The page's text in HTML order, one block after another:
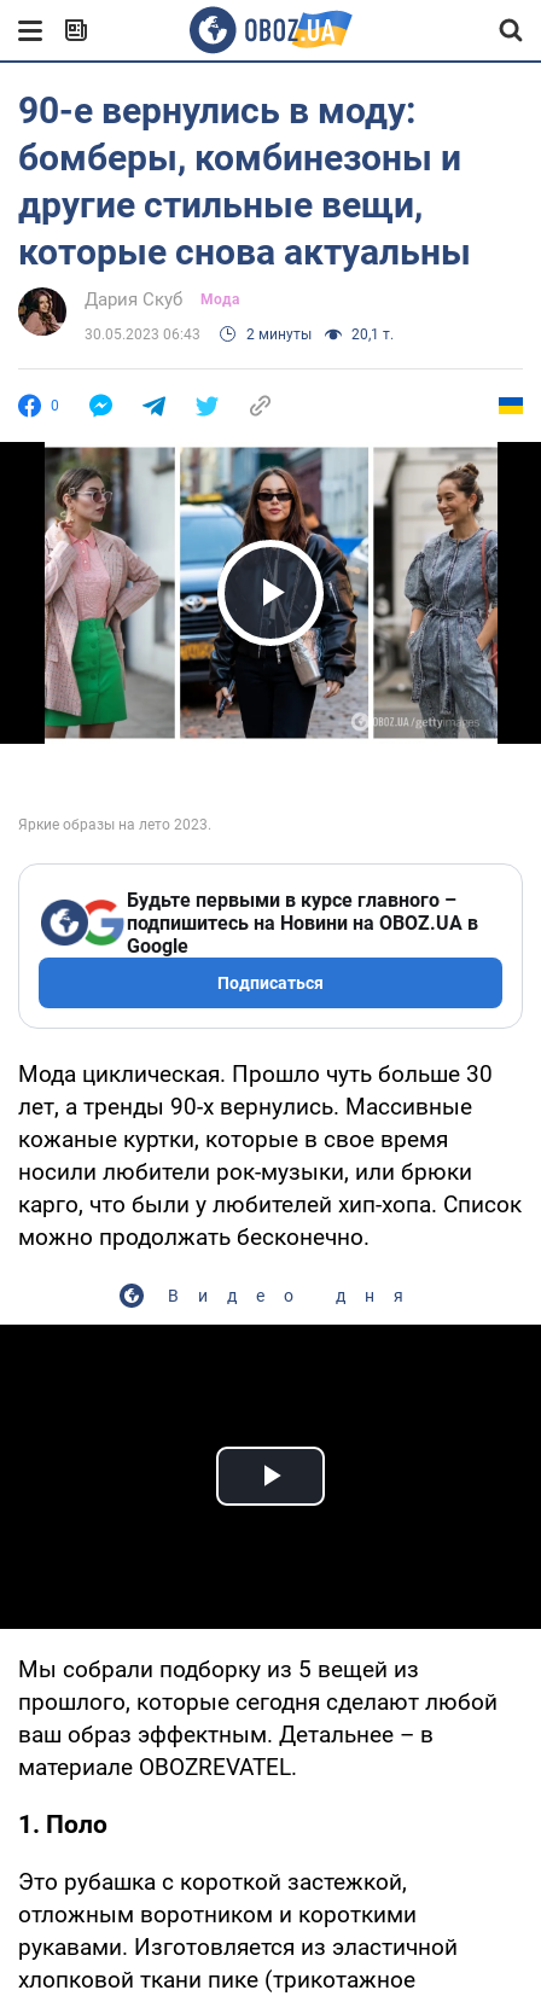
90-е вернулись в моду:
бомберы, комбинезоны и
другие стильные вещи,
которые снова актуальны
Дария Скуб Мода
30.05.2023 06:43 2 минуты 20,1 т.
0
Play Video
Будьте первыми в курсе главного –
подпишитесь на Новини на OBOZ.UA в
Google
Подписаться
Мода циклическая. Прошло чуть больше 30
лет, а тренды 90-х вернулись. Массивные
кожаные куртки, которые в свое время
носили любители рок-музыки, или брюки
карго, что были у любителей хип-хопа. Список
можно продолжать бесконечно.
Видео дня
Play Video
Мы собрали подборку из 5 вещей из
прошлого, которые сегодня сделают любой
ваш образ эффектным. Детальнее – в
материале OBOZREVATEL.
1. Поло
Это рубашка с короткой застежкой,
отложным воротником и короткими
рукавами. Изготовляется из эластичной
хлопковой ткани пике (трикотажное